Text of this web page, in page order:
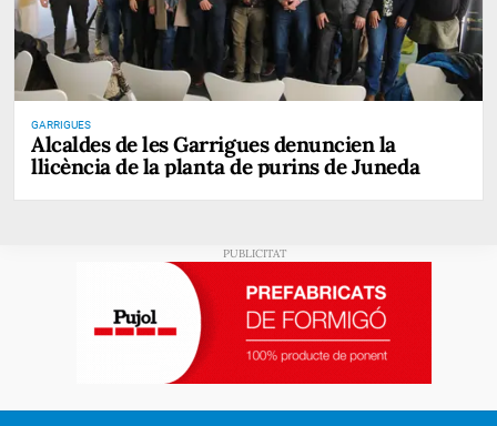
GARRIGUES
Alcaldes de les Garrigues denuncien la
llicència de la planta de purins de Juneda